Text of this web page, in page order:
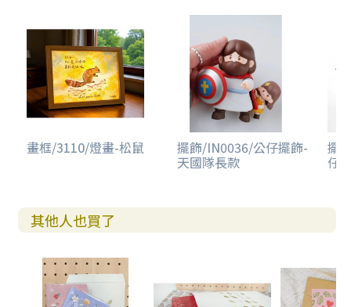
畫框/3110/燈畫-松鼠 擺飾/IN0036/公仔擺飾-
天國隊長款
擺
仔
其他人也買了